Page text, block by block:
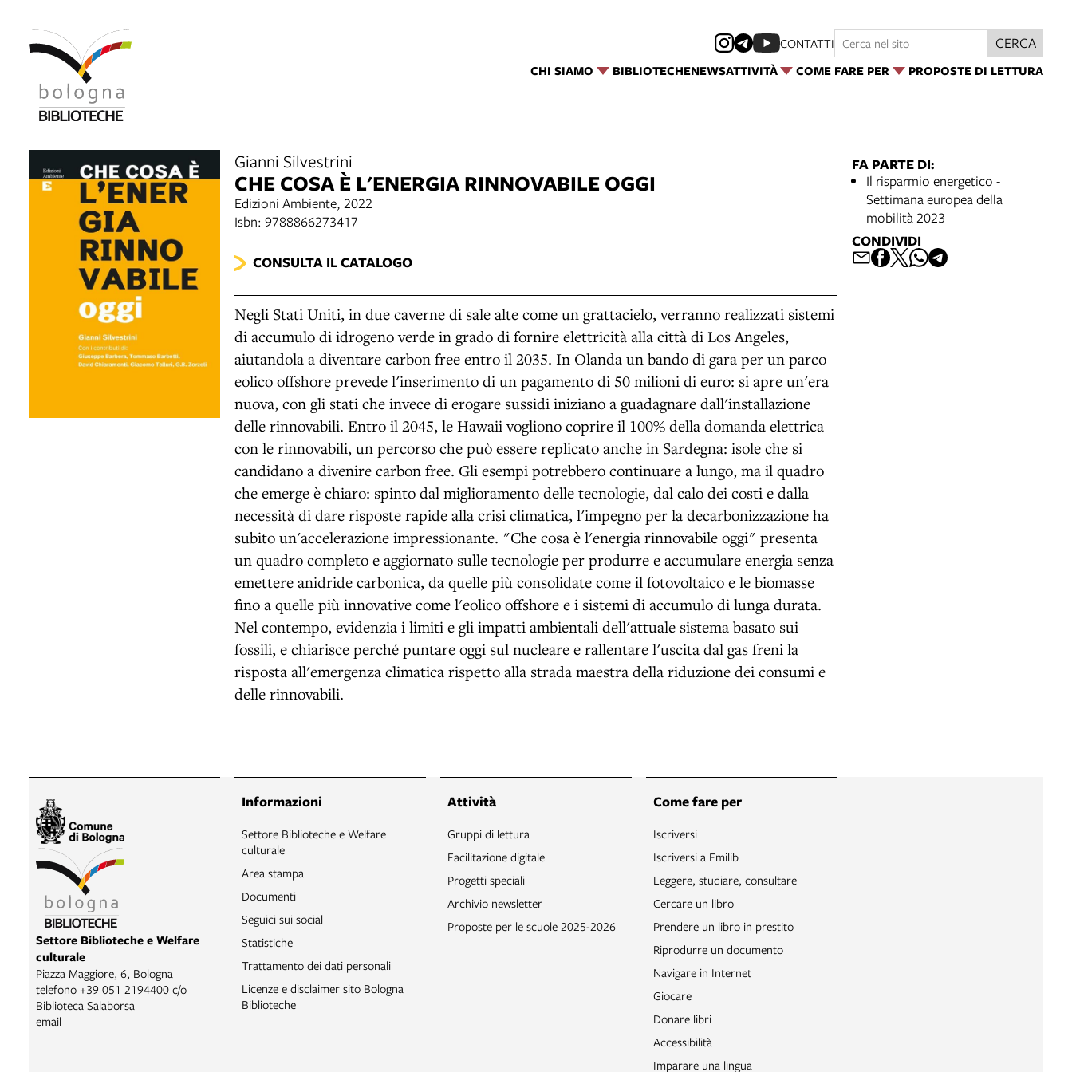
CHI SIAMO BIBLIOTECHENEWSATTIVITÀ COME FARE PER PROPOSTE DI LETTURA
CONTATTI CERCA
Gianni Silvestrini
CHE COSA È L'ENERGIA RINNOVABILE OGGI
Edizioni Ambiente, 2022
Isbn: 9788866273417
CONSULTA IL CATALOGO
Negli Stati Uniti, in due caverne di sale alte come un grattacielo, verranno realizzati sistemi
di accumulo di idrogeno verde in grado di fornire elettricità alla città di Los Angeles,
aiutandola a diventare carbon free entro il 2035. In Olanda un bando di gara per un parco
eolico offshore prevede l'inserimento di un pagamento di 50 milioni di euro: si apre un'era
nuova, con gli stati che invece di erogare sussidi iniziano a guadagnare dall'installazione
delle rinnovabili. Entro il 2045, le Hawaii vogliono coprire il 100% della domanda elettrica
con le rinnovabili, un percorso che può essere replicato anche in Sardegna: isole che si
candidano a divenire carbon free. Gli esempi potrebbero continuare a lungo, ma il quadro
che emerge è chiaro: spinto dal miglioramento delle tecnologie, dal calo dei costi e dalla
necessità di dare risposte rapide alla crisi climatica, l'impegno per la decarbonizzazione ha
subito un'accelerazione impressionante. "Che cosa è l'energia rinnovabile oggi" presenta
un quadro completo e aggiornato sulle tecnologie per produrre e accumulare energia senza
emettere anidride carbonica, da quelle più consolidate come il fotovoltaico e le biomasse
fino a quelle più innovative come l'eolico offshore e i sistemi di accumulo di lunga durata.
Nel contempo, evidenzia i limiti e gli impatti ambientali dell'attuale sistema basato sui
fossili, e chiarisce perché puntare oggi sul nucleare e rallentare l'uscita dal gas freni la
risposta all'emergenza climatica rispetto alla strada maestra della riduzione dei consumi e
delle rinnovabili.
FA PARTE DI:
Il risparmio energetico -
Settimana europea della
mobilità 2023
CONDIVIDI
Settore Biblioteche e Welfare
culturale
Piazza Maggiore, 6, Bologna
telefono +39 051 2194400 c/o
Biblioteca Salaborsa
email
Informazioni
Settore Biblioteche e Welfare
culturale
Area stampa
Documenti
Seguici sui social
Statistiche
Trattamento dei dati personali
Licenze e disclaimer sito Bologna
Biblioteche
Attività
Gruppi di lettura
Facilitazione digitale
Progetti speciali
Archivio newsletter
Proposte per le scuole 2025-2026
Come fare per
Iscriversi
Iscriversi a Emilib
Leggere, studiare, consultare
Cercare un libro
Prendere un libro in prestito
Riprodurre un documento
Navigare in Internet
Giocare
Donare libri
Accessibilità
Imparare una lingua